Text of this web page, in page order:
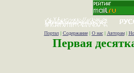
Портал| Содержание| О нас| Авторам|
Первая